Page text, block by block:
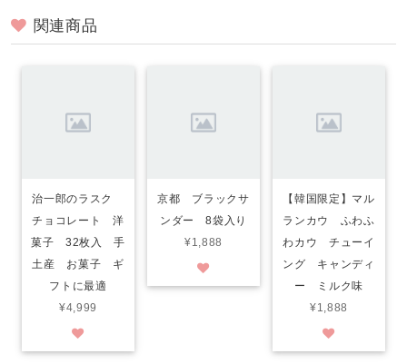
関連商品
治一郎のラスク
チョコレート 洋
菓子 32枚入 手
土産 お菓子 ギ
フトに最適
¥4,999
京都 ブラックサ
ンダー 8袋入り
¥1,888
【韓国限定】マル
ランカウ ふわふ
わカウ チューイ
ング キャンディ
ー ミルク味
¥1,888